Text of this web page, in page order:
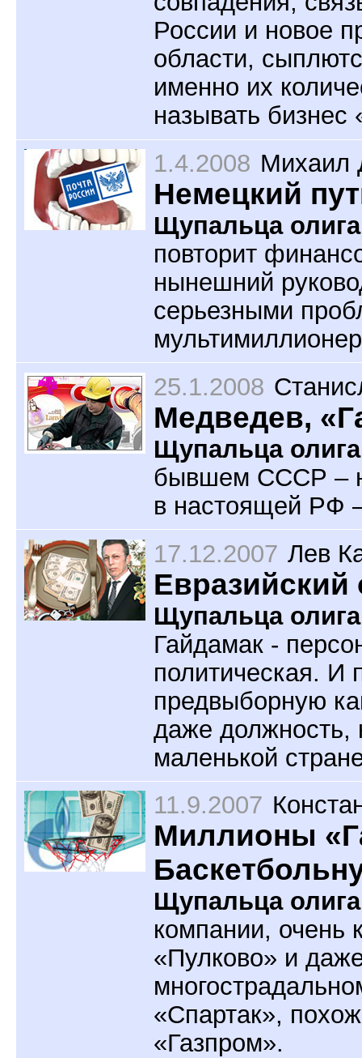
России и новое
области,
именно их
называть бизнес
1.4.2008 Михаил
Немецкий
Щупальца
повторит
нынешний
серьезными
25.1.2008
Медведев,
Щупальца
бывшем СССР –
в настоящей РФ
17.12.2007 Лев
Евразийский
Щупальца
Гайдамак -
политическая. И
предвыборную
даже должность,
маленькой
11.9.2007
Миллионы
Щупальца
компании, очень
«Пулково» и
«Спартак»,
«Газпром».